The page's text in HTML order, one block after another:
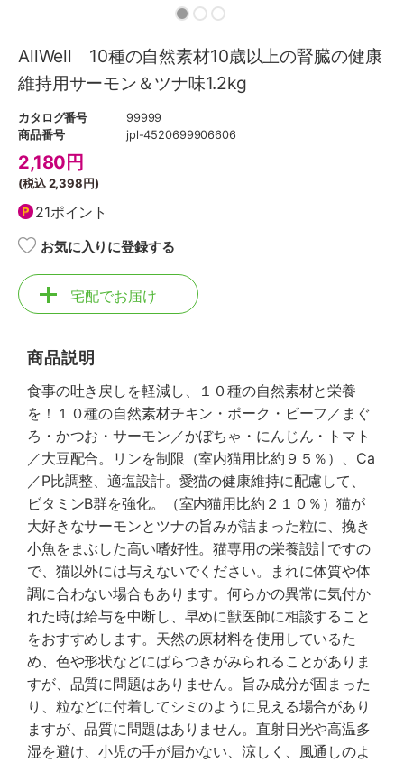
AllWell 10種の自然素材10歳以上の腎臓の健康
維持用サーモン＆ツナ味1.2kg
カタログ番号
99999
商品番号
jpl-4520699906606
2,180 円
(税込2,398円)
21ポイント
お気に入りに登録する
宅配でお届け
商品説明
食事の吐き戻しを軽減し、１０種の自然素材と栄養
を！１０種の自然素材チキン・ポーク・ビーフ／まぐ
ろ・かつお・サーモン／かぼちゃ・にんじん・トマト
／大豆配合。リンを制限（室内猫用比約９５％）、Ca
／P比調整、適塩設計。愛猫の健康維持に配慮して、
ビタミンB群を強化。（室内猫用比約２１０％）猫が
大好きなサーモンとツナの旨みが詰まった粒に、挽き
小魚をまぶした高い嗜好性。猫専用の栄養設計ですの
で、猫以外には与えないでください。まれに体質や体
調に合わない場合もあります。何らかの異常に気付か
れた時は給与を中断し、早めに獣医師に相談すること
をおすすめします。天然の原材料を使用しているた
め、色や形状などにばらつきがみられることがありま
すが、品質に問題はありません。旨み成分が固まった
り、粒などに付着してシミのように見える場合があり
ますが、品質に問題はありません。直射日光や高温多
湿を避け、小児の手が届かない、涼しく、風通しのよ